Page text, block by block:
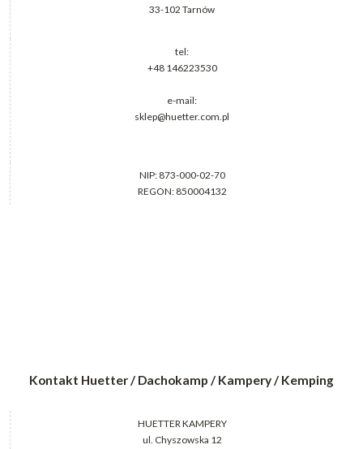
33-102 Tarnów
tel:
+48 146223530
e-mail:
sklep@huetter.com.pl
NIP: 873-000-02-70
REGON: 850004132
Kontakt Huetter / Dachokamp / Kampery / Kemping
HUETTER KAMPERY
ul. Chyszowska 12